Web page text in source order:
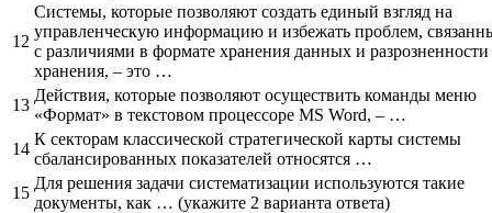
12
Системы, которые позволяют создать единый взгляд на
управленческую информацию и избежать проблем,
с различиями в формате хранения данных и
хранения, – это …
13
Действия, которые позволяют осуществить команды меню
«Формат» в текстовом процессоре MS Word, – …
14
К секторам классической стратегической карты системы
сбалансированных показателей относятся …
15
Для решения задачи систематизации используются такие
документы, как … (укажите 2 варианта ответа)